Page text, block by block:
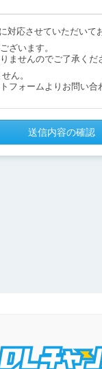
応させていただいて
ざいます。
ませんのでご了承くだ
ん。
フォームよりお問い合
送信内容の確認